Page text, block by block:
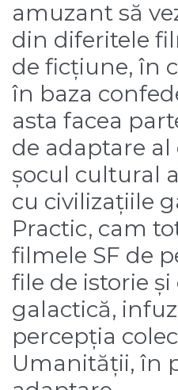
amuzant să
din diferitele
de ficțiune, în
în baza
asta facea
de adaptare
șocul cultural
cu civilizațiile
Practic, cam
filmele SF de
file de istorie
galactică,
percepția
Umanității, în